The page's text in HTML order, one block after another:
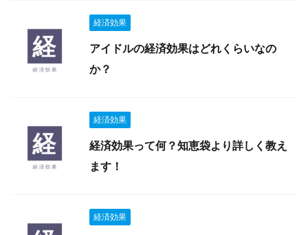
経済効果
アイドルの経済効果はどれくらいなの
か？
経済効果
経済効果って何？知恵袋より詳しく教え
ます！
経済効果